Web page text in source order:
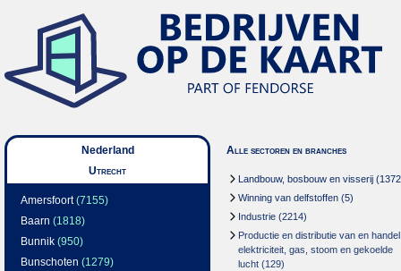
Nederland
Utrecht
Amersfoort(7155)
Baarn (1818)
Bunnik (950)
Bunschoten (1279)
Alle sectoren en branches
Landbouw, bosbouw en visserij
Winning van delfstoffen (5)
Industrie (2214)
Productie en distributie van en
elektriciteit, gas, stoom en gekoelde
lucht (129)